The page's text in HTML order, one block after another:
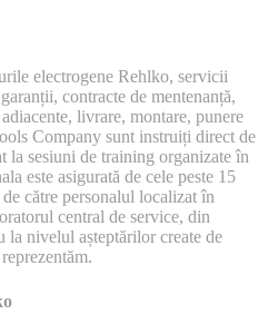
electrogene Rehlko, servicii
contracte de mentenanță,
livrare, montare, punere
Company sunt instruiți direct de
la sesiuni de training organizate în
este asigurată de cele peste 15
către personalul localizat în
central de service, din
la nivelul așteptărilor create de